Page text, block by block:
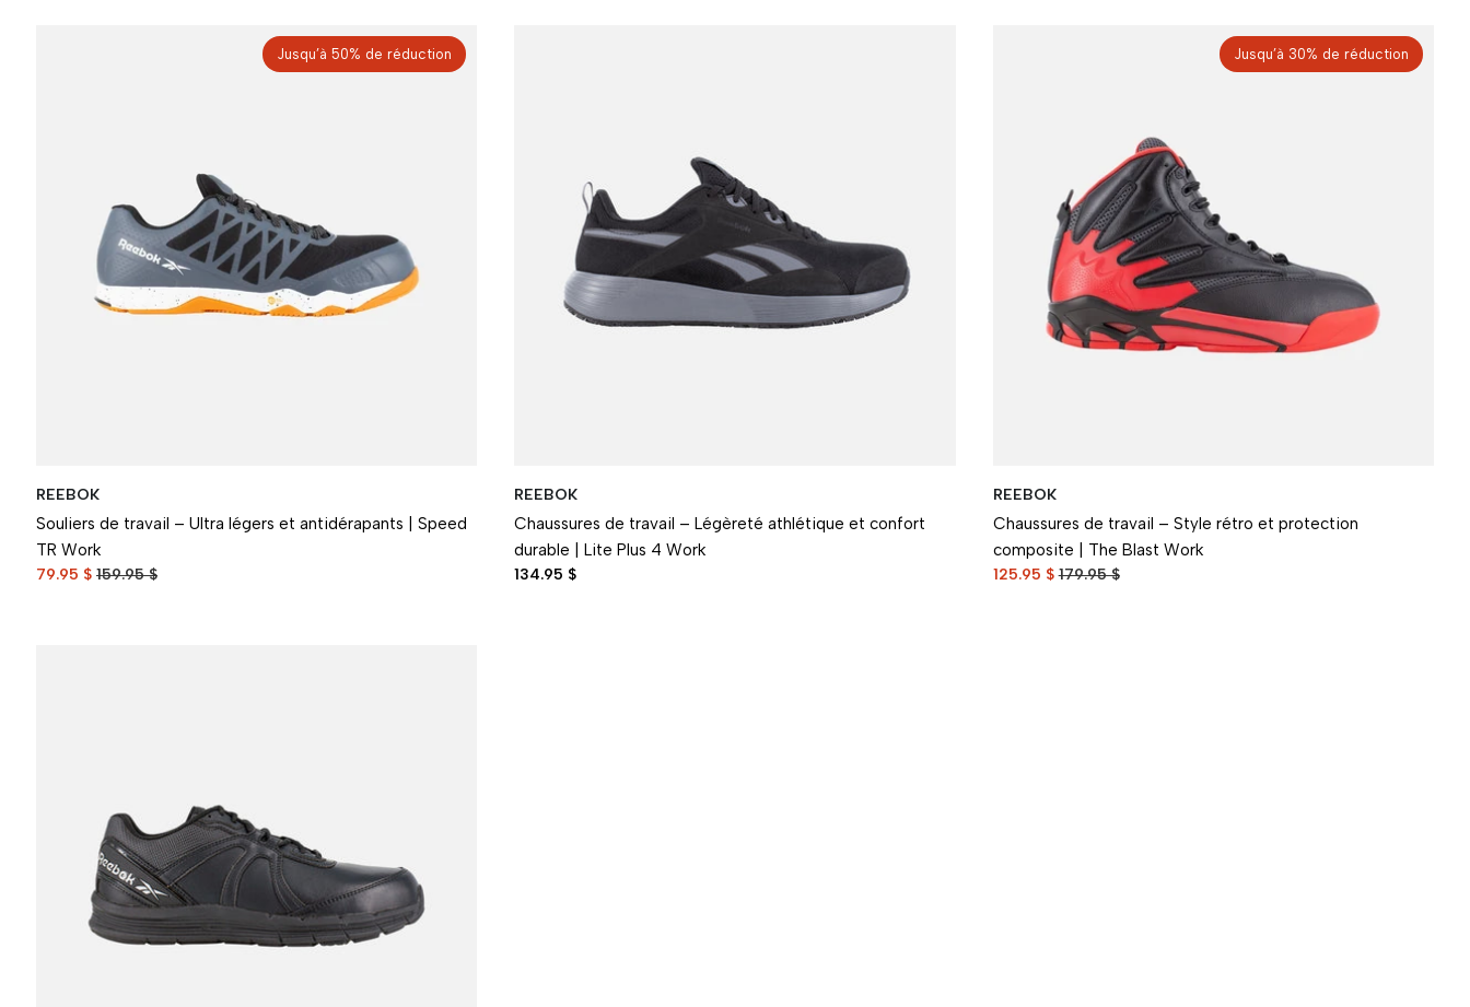
Jusqu’à 50% de réduction
REEBOK
Souliers de travail – Ultra légers et antidérapants | Speed
TR Work
79.95 $ 159.95 $
REEBOK
Chaussures de travail – Légèreté athlétique et confort
durable | Lite Plus 4 Work
134.95 $
Jusqu’à 30% de réduction
REEBOK
Chaussures de travail – Style rétro et protection
composite | The Blast Work
125.95 $ 179.95 $